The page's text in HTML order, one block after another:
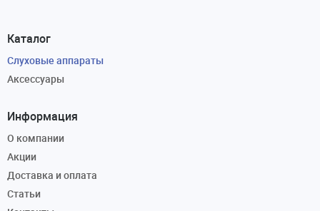
Каталог
Слуховые аппараты
Аксессуары
Информация
О компании
Акции
Доставка и оплата
Статьи